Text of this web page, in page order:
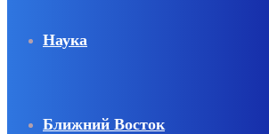
Наука
Ближний Восток